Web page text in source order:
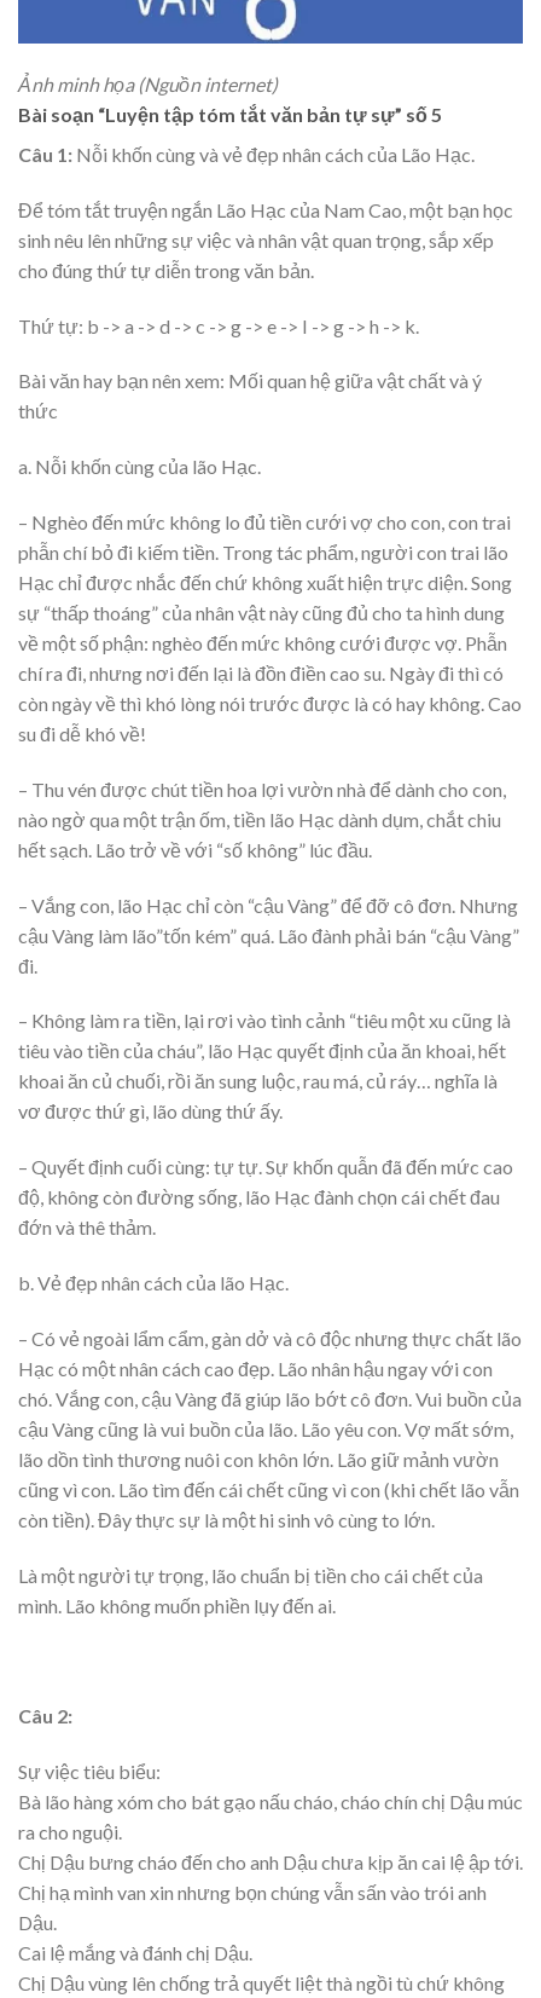
Ảnh minh họa (Nguồn internet)
Bài soạn “Luyện tập tóm tắt văn bản tự sự” số 5
Câu 1: Nỗi khốn cùng và vẻ đẹp nhân cách của Lão Hạc.
Để tóm tắt truyện ngắn Lão Hạc của Nam Cao, một bạn học
sinh nêu lên những sự việc và nhân vật quan trọng, sắp xếp
cho đúng thứ tự diễn trong văn bản.
Thứ tự: b -> a -> d -> c -> g -> e -> I -> g -> h -> k.
Bài văn hay bạn nên xem: Mối quan hệ giữa vật chất và ý
thức
a. Nỗi khốn cùng của lão Hạc.
– Nghèo đến mức không lo đủ tiền cưới vợ cho con, con trai
phẫn chí bỏ đi kiếm tiền. Trong tác phẩm, người con trai lão
Hạc chỉ được nhắc đến chứ không xuất hiện trực diện. Song
sự “thấp thoáng” của nhân vật này cũng đủ cho ta hình dung
về một số phận: nghèo đến mức không cưới được vợ. Phẫn
chí ra đi, nhưng nơi đến lại là đồn điền cao su. Ngày đi thì có
còn ngày về thì khó lòng nói trước được là có hay không. Cao
su đi dễ khó về!
– Thu vén được chút tiền hoa lợi vườn nhà để dành cho con,
nào ngờ qua một trận ốm, tiền lão Hạc dành dụm, chắt chiu
hết sạch. Lão trở về với “số không” lúc đầu.
– Vắng con, lão Hạc chỉ còn “cậu Vàng” để đỡ cô đơn. Nhưng
cậu Vàng làm lão”tốn kém” quá. Lão đành phải bán “cậu Vàng”
đi.
– Không làm ra tiền, lại rơi vào tình cảnh “tiêu một xu cũng là
tiêu vào tiền của cháu”, lão Hạc quyết định của ăn khoai, hết
khoai ăn củ chuối, rồi ăn sung luộc, rau má, củ ráy… nghĩa là
vơ được thứ gì, lão dùng thứ ấy.
– Quyết định cuối cùng: tự tự. Sự khốn quẫn đã đến mức cao
độ, không còn đường sống, lão Hạc đành chọn cái chết đau
đớn và thê thảm.
b. Vẻ đẹp nhân cách của lão Hạc.
– Có vẻ ngoài lẩm cẩm, gàn dở và cô độc nhưng thực chất lão
Hạc có một nhân cách cao đẹp. Lão nhân hậu ngay với con
chó. Vắng con, cậu Vàng đã giúp lão bớt cô đơn. Vui buồn của
cậu Vàng cũng là vui buồn của lão. Lão yêu con. Vợ mất sớm,
lão dồn tình thương nuôi con khôn lớn. Lão giữ mảnh vườn
cũng vì con. Lão tìm đến cái chết cũng vì con (khi chết lão vẫn
còn tiền). Đây thực sự là một hi sinh vô cùng to lớn.
Là một người tự trọng, lão chuẩn bị tiền cho cái chết của
mình. Lão không muốn phiền lụy đến ai.
Câu 2:
Sự việc tiêu biểu:
Bà lão hàng xóm cho bát gạo nấu cháo, cháo chín chị Dậu múc
ra cho nguội.
Chị Dậu bưng cháo đến cho anh Dậu chưa kịp ăn cai lệ ập tới.
Chị hạ mình van xin nhưng bọn chúng vẫn sấn vào trói anh
Dậu.
Cai lệ mắng và đánh chị Dậu.
Chị Dậu vùng lên chống trả quyết liệt thà ngồi tù chứ không